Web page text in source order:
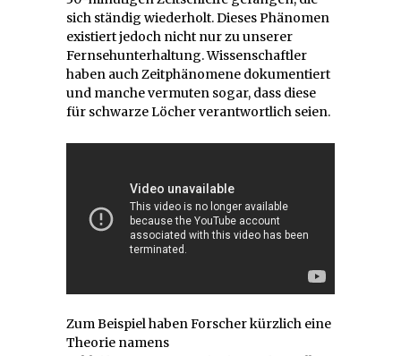
sich ständig wiederholt. Dieses Phänomen
existiert jedoch nicht nur zu unserer
Fernsehunterhaltung. Wissenschaftler
haben auch Zeitphänomene dokumentiert
und manche vermuten sogar, dass diese
für schwarze Löcher verantwortlich seien.
Zum Beispiel haben Forscher kürzlich eine
Theorie namens